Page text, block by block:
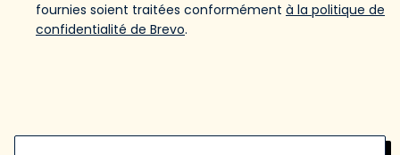
fournies soient traitées conformément à la politique de
confidentialité de Brevo.